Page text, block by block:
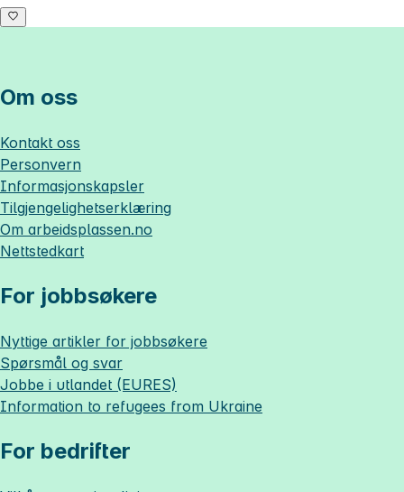
Om oss
Kontakt oss
Personvern
Informasjonskapsler
Tilgjengelighetserklæring
Om arbeidsplassen.no
Nettstedkart
For jobbsøkere
Nyttige artikler for jobbsøkere
Spørsmål og svar
Jobbe i utlandet (EURES)
Information to refugees from Ukraine
For bedrifter